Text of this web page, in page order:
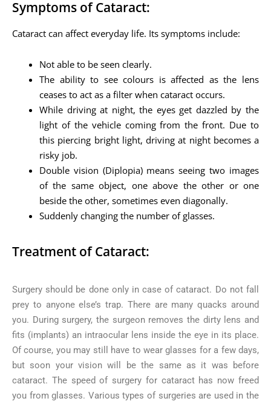
Symptoms of Cataract:
Cataract can affect everyday life. Its symptoms include:
Not able to be seen clearly.
The ability to see colours is affected as the lens
ceases to act as a filter when cataract occurs.
While driving at night, the eyes get dazzled by the
light of the vehicle coming from the front. Due to
this piercing bright light, driving at night becomes a
risky job.
Double vision (Diplopia) means seeing two images
of the same object, one above the other or one
beside the other, sometimes even diagonally.
Suddenly changing the number of glasses.
Treatment of Cataract:
Surgery should be done only in case of cataract. Do not fall
prey to anyone else’s trap. There are many quacks around
you. During surgery, the surgeon removes the dirty lens and
fits (implants) an intraocular lens inside the eye in its place.
Of course, you may still have to wear glasses for a few days,
but soon your vision will be the same as it was before
cataract. The speed of surgery for cataract has now freed
you from glasses. Various types of surgeries are used in the